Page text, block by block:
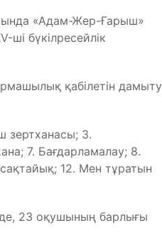
«Адам-Жер-Ғарыш»
бүкілресейлік
қабілетін дамыту
зертханасы; 3.
7. Бағдарламалау; 8.
12. Мен тұратын
23 оқушының барлығы